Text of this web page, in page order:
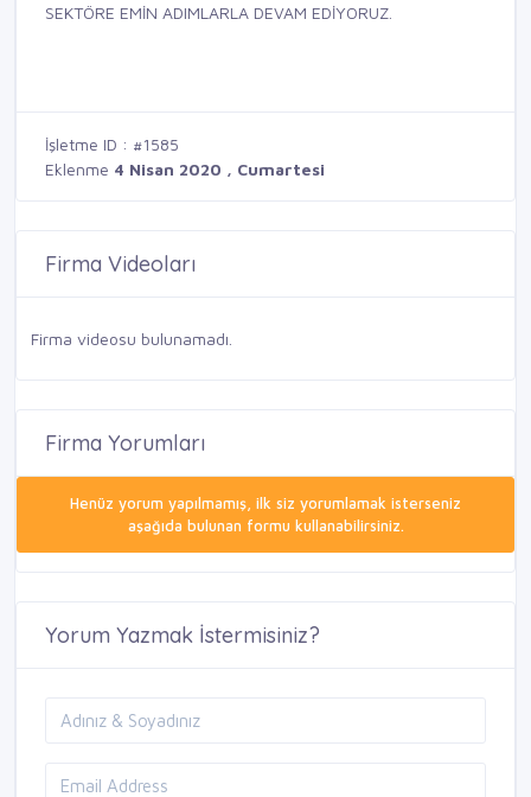
SEKTÖRE EMİN ADIMLARLA DEVAM EDİYORUZ.
İşletme ID : #1585
Eklenme 4 Nisan 2020 , Cumartesi
Firma Videoları
Firma videosu bulunamadı.
Firma Yorumları
Henüz yorum yapılmamış, ilk siz yorumlamak isterseniz
aşağıda bulunan formu kullanabilirsiniz.
Yorum Yazmak İstermisiniz?